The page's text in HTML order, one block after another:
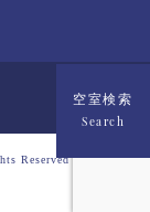
Reserved
空室検索
Search